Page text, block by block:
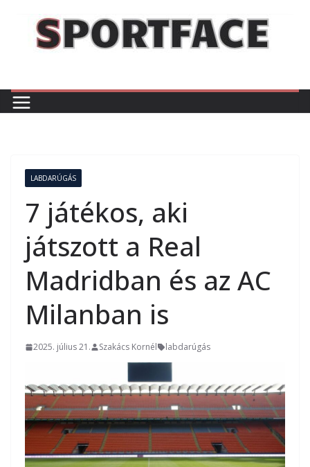
content
LABDARÚGÁS
7 játékos, aki
játszott a Real
Madridban és az AC
Milanban is
2025. július 21. Szakács Kornél labdarúgás